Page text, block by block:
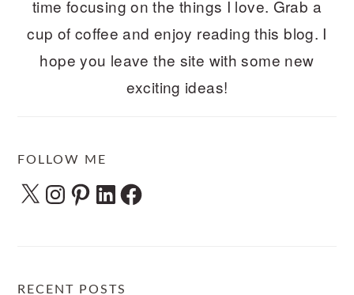
time focusing on the things I love. Grab a
cup of coffee and enjoy reading this blog. I
hope you leave the site with some new
exciting ideas!
FOLLOW ME
X Instagram
Pinterest
LinkedInFacebook
RECENT POSTS